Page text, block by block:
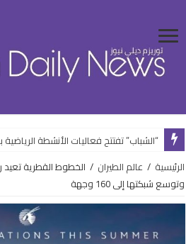
“الشباب” تفتتح فعاليات الأنشطة
الرئيسية / عالم الطيران / الخطوط القطرية
وتوسع شبكتها إلى 160 وجهة